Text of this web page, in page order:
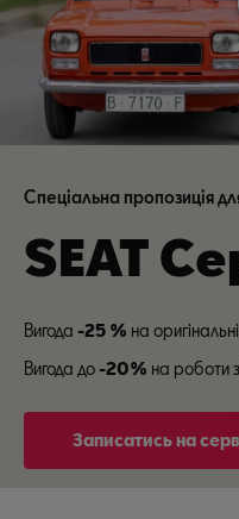
Спеціальна пропозиція
SEAT
Вигода -25 % на
Вигода до -20% на роботи
Записатись на